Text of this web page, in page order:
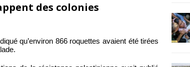
des colonies
qu’environ 866 roquettes avaient été tirées